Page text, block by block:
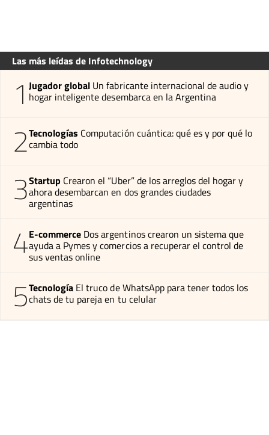
Las más leídas de Infotechnology
1 Jugador global Un fabricante internacional de audio y
hogar inteligente desembarca en la Argentina
2Tecnologías Computación cuántica: qué es y por qué lo
cambia todo
3Startup Crearon el “Uber” de los arreglos del hogar y
ahora desembarcan en dos grandes ciudades
argentinas
4E-commerce Dos argentinos crearon un sistema que
ayuda a Pymes y comercios a recuperar el control de
sus ventas online
5Tecnología El truco de WhatsApp para tener todos los
chats de tu pareja en tu celular